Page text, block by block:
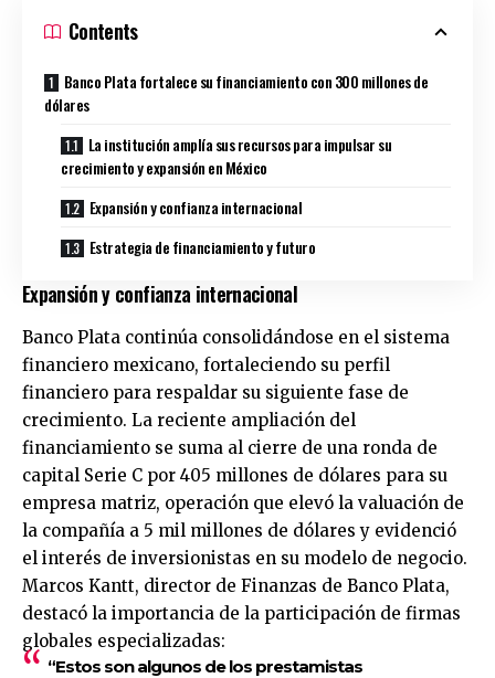
Contents
Banco Plata fortalece su financiamiento con 300 millones de
dólares
La institución amplía sus recursos para impulsar su
crecimiento y expansión en México
Expansión y confianza internacional
Estrategia de financiamiento y futuro
Expansión y confianza internacional
Banco Plata continúa consolidándose en el sistema
financiero mexicano, fortaleciendo su perfil
financiero para respaldar su siguiente fase de
crecimiento. La reciente ampliación del
financiamiento se suma al cierre de una ronda de
capital Serie C por 405 millones de dólares para su
empresa matriz, operación que elevó la valuación de
la compañía a 5 mil millones de dólares y evidenció
el interés de inversionistas en su modelo de negocio.
Marcos Kantt, director de Finanzas de Banco Plata,
destacó la importancia de la participación de firmas
globales especializadas:
“Estos son algunos de los prestamistas